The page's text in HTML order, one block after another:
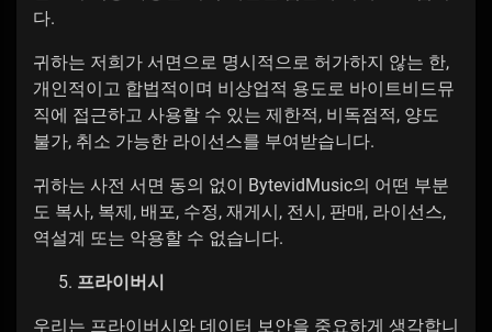
다.
귀하는 저희가 서면으로 명시적으로 허가하지 않는 한,
개인적이고 합법적이며 비상업적 용도로 바이트비드뮤
직에 접근하고 사용할 수 있는 제한적, 비독점적, 양도
불가, 취소 가능한 라이선스를 부여받습니다.
귀하는 사전 서면 동의 없이 BytevidMusic의 어떤 부분
도 복사, 복제, 배포, 수정, 재게시, 전시, 판매, 라이선스,
역설계 또는 악용할 수 없습니다.
프라이버시
우리는 프라이버시와 데이터 보안을 중요하게 생각합니